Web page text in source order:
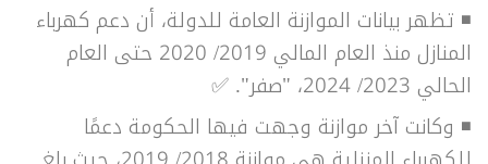
◾ تظهر بيانات الموازنة العامة للدولة، أن دعم كهرباء
المنازل منذ العام المالي 2019/ 2020 حتى العام
الحالي 2023/ 2024، "صفر". ✅
◾ وكانت آخر موازنة وجهت فيها الحكومة دعمًا